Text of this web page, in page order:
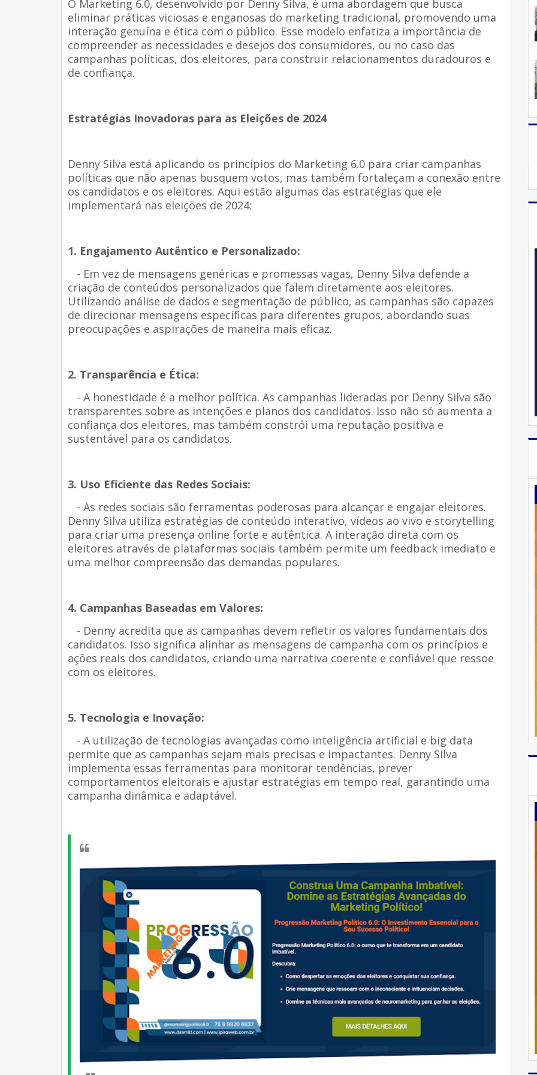
O Marketing 6.0, desenvolvido por Denny Silva, é uma abordagem que busca
eliminar práticas viciosas e enganosas do marketing tradicional, promovendo uma
interação genuína e ética com o público. Esse modelo enfatiza a importância de
compreender as necessidades e desejos dos consumidores, ou no caso das
campanhas políticas, dos eleitores, para construir relacionamentos duradouros e
de confiança.
Estratégias Inovadoras para as Eleições de 2024
Denny Silva está aplicando os princípios do Marketing 6.0 para criar campanhas
políticas que não apenas busquem votos, mas também fortaleçam a conexão entre
os candidatos e os eleitores. Aqui estão algumas das estratégias que ele
implementará nas eleições de 2024:
1. Engajamento Autêntico e Personalizado:
- Em vez de mensagens genéricas e promessas vagas, Denny Silva defende a
criação de conteúdos personalizados que falem diretamente aos eleitores.
Utilizando análise de dados e segmentação de público, as campanhas são capazes
de direcionar mensagens específicas para diferentes grupos, abordando suas
preocupações e aspirações de maneira mais eficaz.
2. Transparência e Ética:
- A honestidade é a melhor política. As campanhas lideradas por Denny Silva são
transparentes sobre as intenções e planos dos candidatos. Isso não só aumenta a
confiança dos eleitores, mas também constrói uma reputação positiva e
sustentável para os candidatos.
3. Uso Eficiente das Redes Sociais:
- As redes sociais são ferramentas poderosas para alcançar e engajar eleitores.
Denny Silva utiliza estratégias de conteúdo interativo, vídeos ao vivo e storytelling
para criar uma presença online forte e autêntica. A interação direta com os
eleitores através de plataformas sociais também permite um feedback imediato e
uma melhor compreensão das demandas populares.
4. Campanhas Baseadas em Valores:
- Denny acredita que as campanhas devem refletir os valores fundamentais dos
candidatos. Isso significa alinhar as mensagens de campanha com os princípios e
ações reais dos candidatos, criando uma narrativa coerente e confiável que ressoe
com os eleitores.
5. Tecnologia e Inovação:
- A utilização de tecnologias avançadas como inteligência artificial e big data
permite que as campanhas sejam mais precisas e impactantes. Denny Silva
implementa essas ferramentas para monitorar tendências, prever
comportamentos eleitorais e ajustar estratégias em tempo real, garantindo uma
campanha dinâmica e adaptável.